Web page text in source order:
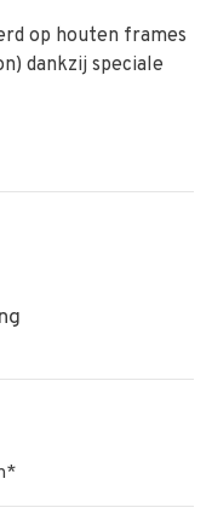
op houten frames
dankzij speciale